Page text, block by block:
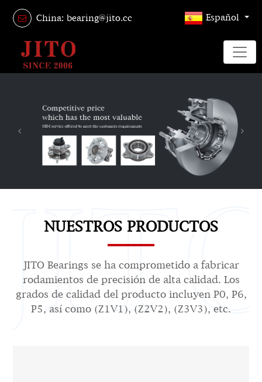
China: bearing@jito.cc Español
Previous Next
NUESTROS PRODUCTOS
JITO Bearings se ha comprometido a fabricar
rodamientos de precisión de alta calidad. Los
grados de calidad del producto incluyen P0, P6,
P5, así como (Z1V1), (Z2V2), (Z3V3), etc.